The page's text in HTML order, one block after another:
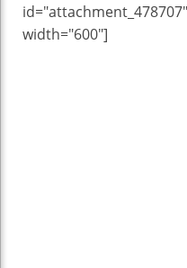
width="600"]